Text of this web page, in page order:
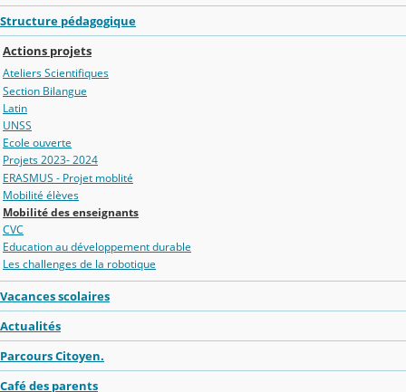
Structure pédagogique
Actions projets
Ateliers Scientifiques
Section Bilangue
Latin
UNSS
Ecole ouverte
Projets 2023- 2024
ERASMUS - Projet moblité
Mobilité élèves
Mobilité des enseignants
CVC
Education au développement durable
Les challenges de la robotique
Vacances scolaires
Actualités
Parcours Citoyen.
Café des parents